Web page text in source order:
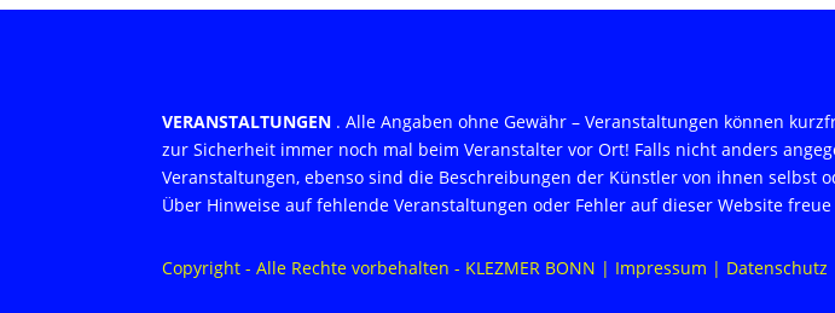
VERANSTALTUNGEN . Alle Angaben ohne Gewähr – Veranstaltungen können
zur Sicherheit immer noch mal beim Veranstalter vor Ort! Falls nicht anders
Veranstaltungen, ebenso sind die Beschreibungen der Künstler von ihnen selbst
Über Hinweise auf fehlende Veranstaltungen oder Fehler auf dieser Website
Copyright- Alle Rechte vorbehalten - KLEZMER BONN | Impressum | Datenschutz